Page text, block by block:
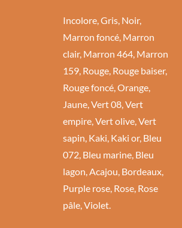
Incolore, Gris, Noir,
Marron foncé, Marron
clair, Marron 464, Marron
159, Rouge, Rouge baiser,
Rouge foncé, Orange,
Jaune, Vert 08, Vert
empire, Vert olive, Vert
sapin, Kaki, Kaki or, Bleu
072, Bleu marine, Bleu
lagon, Acajou, Bordeaux,
Purple rose, Rose, Rose
pâle, Violet.